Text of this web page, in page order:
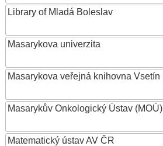
Library of Mladá Boleslav
Masarykova univerzita
Masarykova veřejná knihovna Vsetín
Masarykův Onkologický Ústav (MOÚ)
Matematický ústav AV ČR